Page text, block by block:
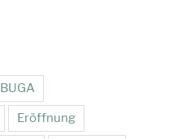
BUGA
Eröffnung